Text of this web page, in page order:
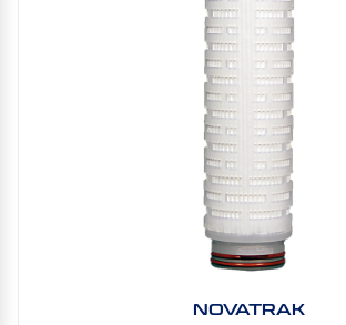
NOVATRAK